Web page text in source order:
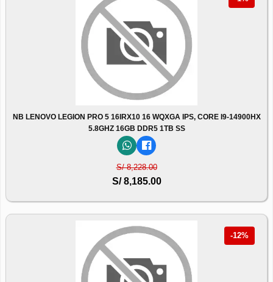
NB LENOVO LEGION PRO 5 16IRX10 16 WQXGA IPS, CORE I9-14900HX
5.8GHZ 16GB DDR5 1TB SS
S/ 8,228.00
S/ 8,185.00
-12%